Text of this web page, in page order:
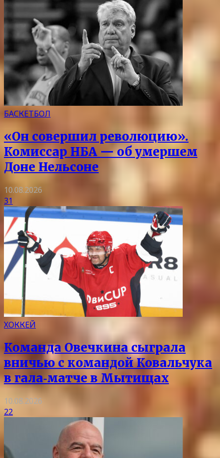
БАСКЕТБОЛ
«Он совершил революцию».
Комиссар НБА — об умершем
Доне Нельсоне
10.08.2026
31
ХОККЕЙ
Команда Овечкина сыграла
вничью с командой Ковальчука
в гала‑матче в Мытищах
10.08.2026
22